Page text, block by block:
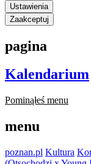
Ustawienia
Zaakceptuj
pagina
Kalendarium
Pominąłeś menu
menu
poznan.pl Kultura